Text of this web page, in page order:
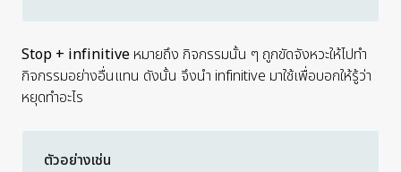
Stop + infinitive หมายถึง กิจกรรมนั้น ๆ ถูกขัดจังหวะให้ไปทำ
กิจกรรมอย่างอื่นแทน ดังนั้น จึงนำ infinitive มาใช้เพื่อบอกให้รู้ว่า
หยุดทำอะไร
ตัวอย่างเช่น